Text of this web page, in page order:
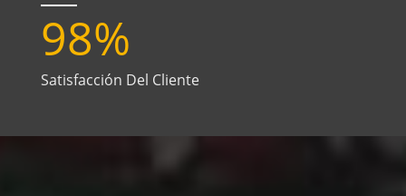
98%
Satisfacción Del Cliente